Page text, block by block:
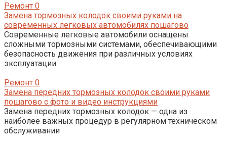
Ремонт 0
Замена тормозных колодок своими руками на
современных легковых автомобилях пошагово
Современные легковые автомобили оснащены
сложными тормозными системами, обеспечивающими
безопасность движения при различных условиях
эксплуатации.
Ремонт 0
Замена передних тормозных колодок своими руками
пошагово с фото и видео инструкциями
Замена передних тормозных колодок — одна из
наиболее важных процедур в регулярном техническом
обслуживании